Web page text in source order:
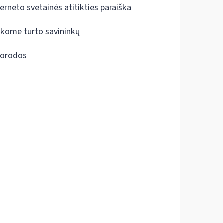
svetainės atitikties paraiška
turto savininkų